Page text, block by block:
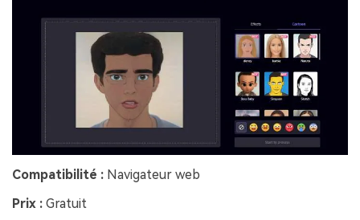
Compatibilité : Navigateur web
Prix : Gratuit